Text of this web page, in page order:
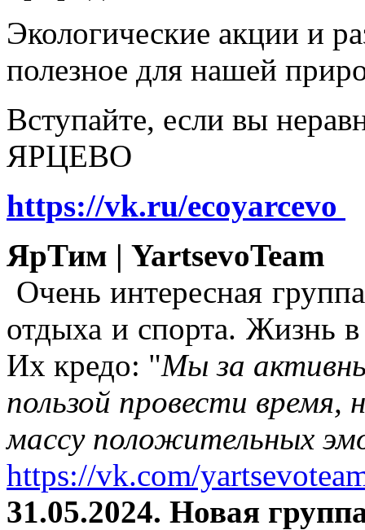
Экологические акции и
полезное для нашей
Вступайте, если вы
ЯРЦЕВО
https://vk.ru/ecoyarcevo
ЯрТим | YartsevoTeam
Очень интересная
отдыха и спорта. Жизнь
Их кредо: "Мы за
пользой провести время,
массу положительных
https://vk.com/
31.05.2024. Новая